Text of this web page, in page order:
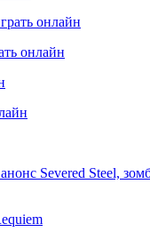
онлайн
онлайн
Severed Steel,